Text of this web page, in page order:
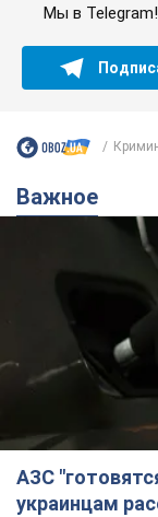
Мы в
Важное
АЗС
украинцам